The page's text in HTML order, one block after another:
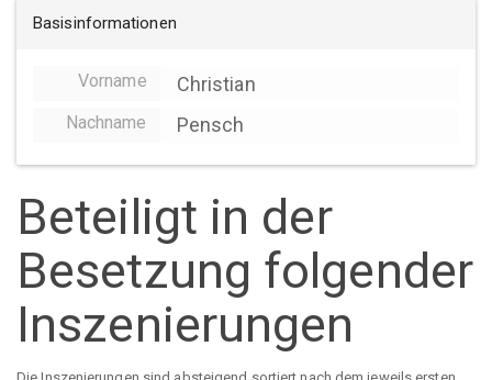
Basisinformationen
Vorname Christian
Nachname Pensch
Beteiligt in der
Besetzung folgender
Inszenierungen